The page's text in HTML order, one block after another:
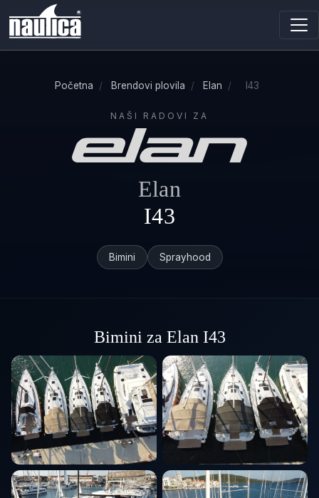
Početna / Brendovi plovila / Elan / I43
NAŠI RADOVI ZA
Elan
I43
Bimini Sprayhood
Bimini za Elan I43